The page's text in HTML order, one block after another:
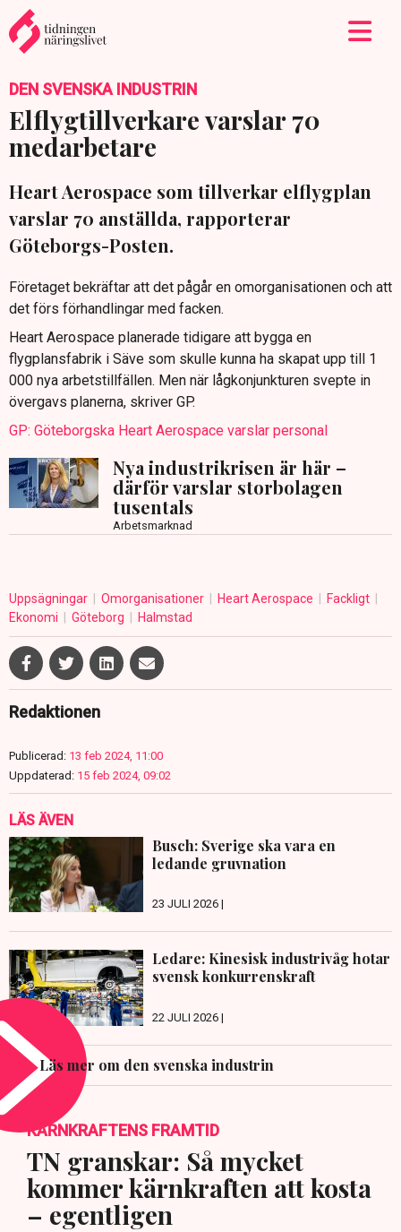
DEN SVENSKA INDUSTRIN
Elflygtillverkare varslar 70
medarbetare
Heart Aerospace som tillverkar elflygplan
varslar 70 anställda, rapporterar
Göteborgs-Posten.
Företaget bekräftar att det pågår en omorganisationen och att
det förs förhandlingar med facken.
Heart Aerospace planerade tidigare att bygga en
flygplansfabrik i Säve som skulle kunna ha skapat upp till 1
000 nya arbetstillfällen. Men när lågkonjunkturen svepte in
övergavs planerna, skriver GP.
GP: Göteborgska Heart Aerospace varslar personal
Nya industrikrisen är här –
därför varslar storbolagen
tusentals
Arbetsmarknad
Uppsägningar Omorganisationer Heart Aerospace
Fackligt
Ekonomi
Göteborg Halmstad
Redaktionen
Publicerad: 13 feb 2024, 11:00
Uppdaterad: 15 feb 2024, 09:02
LÄS ÄVEN
Busch: Sverige ska vara en
ledande gruvnation
23 JULI 2026 |
Ledare: Kinesisk industrivåg hotar
svensk konkurrenskraft
22 JULI 2026 |
Läs mer om den svenska industrin
KÄRNKRAFTENS FRAMTID
TN granskar: Så mycket
kommer kärnkraften att kosta
– egentligen